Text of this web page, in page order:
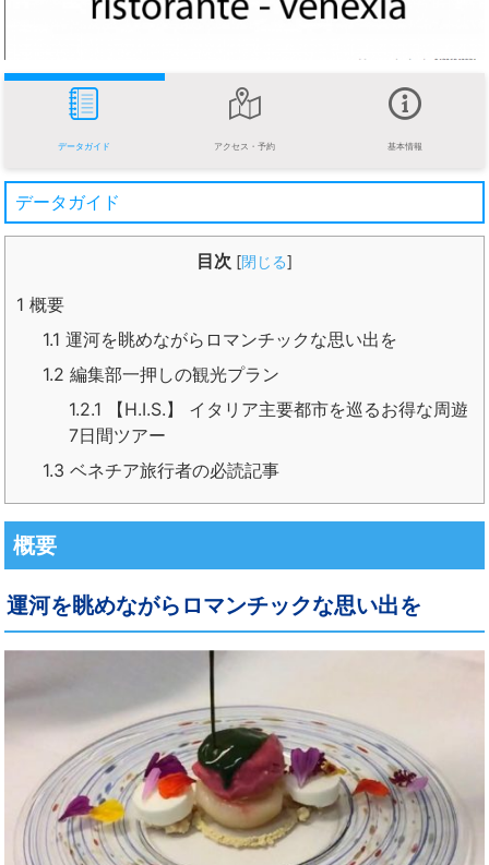
データガイド アクセス・予約 基本情報
データガイド
目次 [閉じる]
1 概要
1.1 運河を眺めながらロマンチックな思い出を
1.2 編集部一押しの観光プラン
1.2.1 【H.I.S.】 イタリア主要都市を巡るお得な周遊
7日間ツアー
1.3 ベネチア旅行者の必読記事
概要
運河を眺めながらロマンチックな思い出を